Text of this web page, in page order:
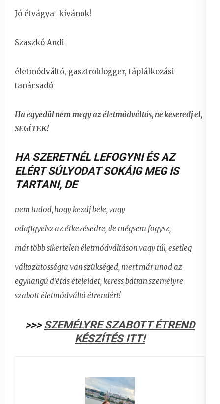
Jó étvágyat kívánok!
Szaszkó Andi
életmódváltó, gasztroblogger, táplálkozási
tanácsadó
Ha egyedül nem megy az életmódváltás, ne keseredj el,
SEGÍTEK!
HA SZERETNÉL LEFOGYNI ÉS AZ
ELÉRT SÚLYODAT SOKÁIG MEG IS
TARTANI, DE
nem tudod, hogy kezdj bele, vagy
odafigyelsz az étkezésedre, de mégsem fogysz,
már több sikertelen életmódváltáson vagy túl, esetleg
változatosságra van szükséged, mert már unod az
egyhangú diétás ételeidet,keress bátran személyre
szabott életmódváltó étrendért!
>>>SZEMÉLYRE SZABOTT ÉTREND
KÉSZÍTÉS ITT!